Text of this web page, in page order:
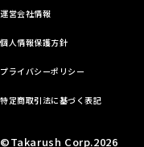
運営会社情報
個人情報保護方針
プライバシーポリシー
特定商取引法に基づく表記
©Takarush Corp.2026